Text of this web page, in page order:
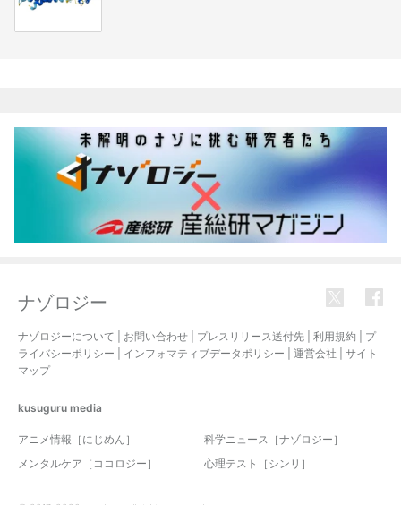
ナゾロジー
ナゾロジーについて お問い合わせ プレスリリース送付先 利用規約
プ
ライバシーポリシー
インフォマティブデータポリシー 運営会社
サイト
マップ
kusuguru media
アニメ情報［にじめん］
科学ニュース［ナゾロジー］
メンタルケア［ココロジー］
心理テスト［シンリ］